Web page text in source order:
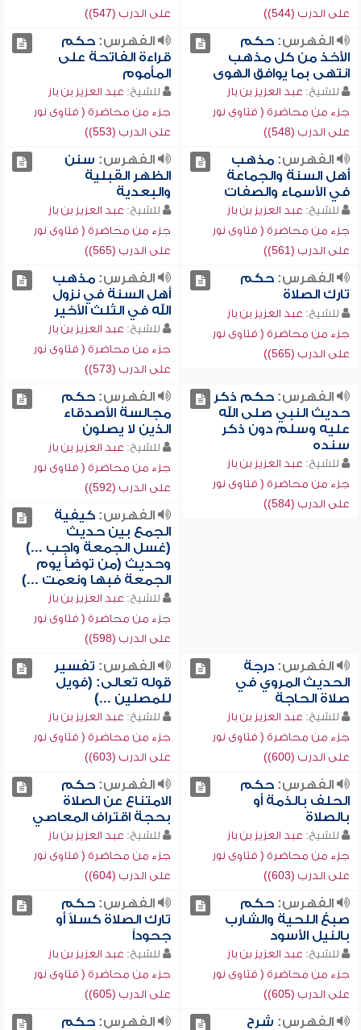
على الدرب (544))
على الدرب (547))
الفهرس:حكم
الأخذ من كل مذهب
انتهى بما يوافق الهوى
للشيخ: عبد العزيز بن باز
جزء من محاضرة ( فتاوى نور
على الدرب (548))
الفهرس:حكم
قراءة الفاتحة على
المأموم
للشيخ: عبد العزيز بن باز
جزء من محاضرة ( فتاوى نور
على الدرب (553))
الفهرس:مذهب
أهل السنة والجماعة
في الأسماء والصفات
للشيخ: عبد العزيز بن باز
جزء من محاضرة ( فتاوى نور
على الدرب (561))
الفهرس: سنن
الظهر القبلية
والبعدية
للشيخ: عبد العزيز بن باز
جزء من محاضرة ( فتاوى نور
على الدرب (565))
الفهرس:حكم
تارك الصلاة
للشيخ: عبد العزيز بن باز
جزء من محاضرة ( فتاوى نور
على الدرب (565))
الفهرس:مذهب
أهل السنة في نزول
الله في الثلث الأخير
للشيخ: عبد العزيز بن باز
جزء من محاضرة ( فتاوى نور
على الدرب (573))
الفهرس:حكم ذكر
حديث النبي صلى الله
عليه وسلم دون ذكر
سنده
للشيخ: عبد العزيز بن باز
جزء من محاضرة ( فتاوى نور
على الدرب (584))
الفهرس:حكم
مجالسة الأصدقاء
الذين لا يصلون
للشيخ: عبد العزيز بن باز
جزء من محاضرة ( فتاوى نور
على الدرب (592))
الفهرس:كيفية
الجمع بين حديث
(غسل الجمعة واجب ...)
وحديث (من توضأ يوم
الجمعة فبها ونعمت ...)
للشيخ: عبد العزيز بن باز
جزء من محاضرة ( فتاوى نور
على الدرب (598))
الفهرس:درجة
الحديث المروي في
صلاة الحاجة
للشيخ: عبد العزيز بن باز
جزء من محاضرة ( فتاوى نور
على الدرب (600))
الفهرس: تفسير
قوله تعالى: (فويل
للمصلين ...)
للشيخ: عبد العزيز بن باز
جزء من محاضرة ( فتاوى نور
على الدرب (603))
الفهرس:حكم
الحلف بالذمة أو
بالصلاة
للشيخ: عبد العزيز بن باز
جزء من محاضرة ( فتاوى نور
على الدرب (603))
الفهرس:حكم
الامتناع عن الصلاة
بحجة اقتراف المعاصي
للشيخ: عبد العزيز بن باز
جزء من محاضرة ( فتاوى نور
على الدرب (604))
الفهرس:حكم
صبغ اللحية والشارب
بالنيل الأسود
للشيخ: عبد العزيز بن باز
جزء من محاضرة ( فتاوى نور
على الدرب (605))
الفهرس:حكم
تارك الصلاة كسلاً أو
جحوداً
للشيخ: عبد العزيز بن باز
جزء من محاضرة ( فتاوى نور
على الدرب (605))
الفهرس: شرح
الفهرس:حكم